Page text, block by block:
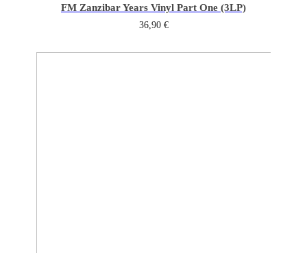
FM Zanzibar Years Vinyl Part One (3LP)
36,90 €